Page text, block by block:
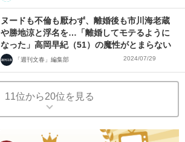
ヌードも不倫も厭わず、離婚後も市川海老蔵
や勝地涼と浮名を…「離婚してモテるように
なった」高岡早紀（51）の魔性がとまらない
「週刊文春」編集部 2024/07/29
11位から20位を見る